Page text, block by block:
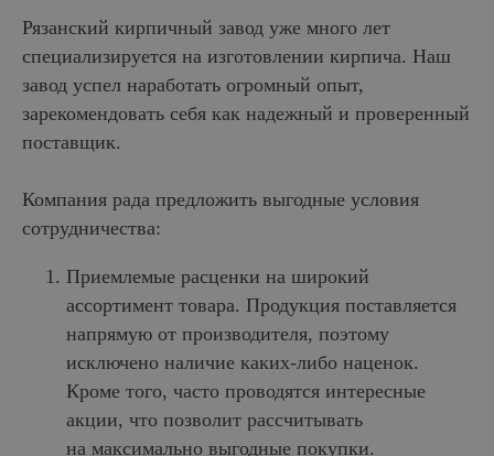
Рязанский кирпичный завод уже много лет
специализируется на изготовлении кирпича. Наш
завод успел наработать огромный опыт,
зарекомендовать себя как надежный и проверенный
поставщик.
Компания рада предложить выгодные условия
сотрудничества:
Приемлемые расценки на широкий
ассортимент товара. Продукция поставляется
напрямую от производителя, поэтому
исключено наличие каких-либо наценок.
Кроме того, часто проводятся интересные
акции, что позволит рассчитывать
на максимально выгодные покупки.